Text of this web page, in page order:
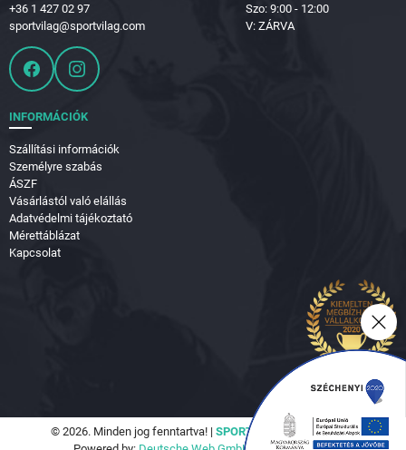
+36 1 427 02 97
sportvilag@sportvilag.com
Szo: 9:00 - 12:00
V: ZÁRVA
INFORMÁCIÓK
Szállítási információk
Személyre szabás
ÁSZF
Vásárlástól való elállás
Adatvédelmi tájékoztató
Mérettáblázat
Kapcsolat
© 2026. Minden jog fenntartva! | SPORTVILÁG Hungary Kft.